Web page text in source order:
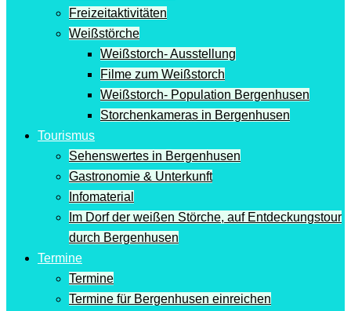
Freizeitaktivitäten
Weißstörche
Weißstorch- Ausstellung
Filme zum Weißstorch
Weißstorch- Population Bergenhusen
Storchenkameras in Bergenhusen
Tourismus
Sehenswertes in Bergenhusen
Gastronomie & Unterkunft
Infomaterial
Im Dorf der weißen Störche, auf Entdeckungstour
durch Bergenhusen
Termine
Termine
Termine für Bergenhusen einreichen